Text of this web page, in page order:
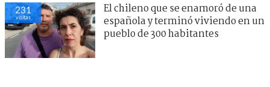
231
visitas
El chileno que se enamoró de una
española y terminó viviendo en un
pueblo de 300 habitantes